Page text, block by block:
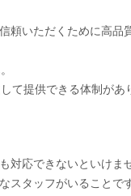
頼いただくために高品
て提供できる体制があ
対応できないといけま
スタッフがいることで